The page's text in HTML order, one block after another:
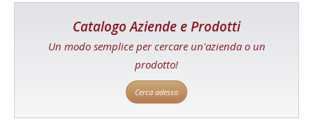
Catalogo Aziende e Prodotti
Un modo semplice per cercare un'azienda o un
prodotto!
Cerca adesso